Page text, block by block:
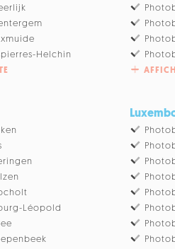
Helchin
Léopold